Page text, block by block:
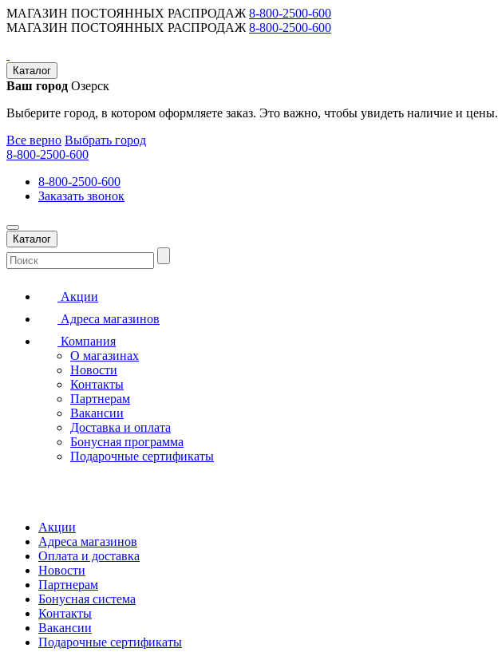
МАГАЗИН ПОСТОЯННЫХ РАСПРОДАЖ 8-800-2500-600
МАГАЗИН ПОСТОЯННЫХ РАСПРОДАЖ 8-800-2500-600
Каталог
Ваш город Озерск
Выберите город, в котором оформляете заказ. Это важно, чтобы увидеть наличие и цены.
Все верно Выбрать город
8-800-2500-600
8-800-2500-600
Заказать звонок
Каталог
Акции
Адреса магазинов
Компания
О магазинах
Новости
Контакты
Партнерам
Вакансии
Доставка и оплата
Бонусная программа
Подарочные сертификаты
Акции
Адреса магазинов
Оплата и доставка
Новости
Партнерам
Бонусная система
Контакты
Вакансии
Подарочные сертификаты